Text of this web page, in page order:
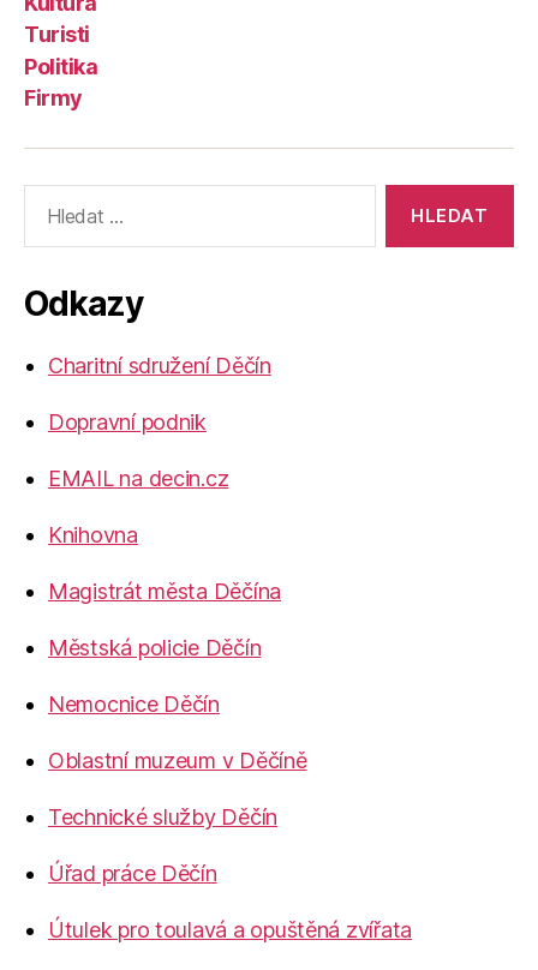
Turisti
Politika
Firmy
vyhledávání:
Odkazy
Charitní sdružení Děčín
Dopravní podnik
EMAIL na decin.cz
Knihovna
Magistrát města Děčína
Městská policie Děčín
Nemocnice Děčín
Oblastní muzeum v Děčíně
Technické služby Děčín
Úřad práce Děčín
Útulek pro toulavá a opuštěná zvířata